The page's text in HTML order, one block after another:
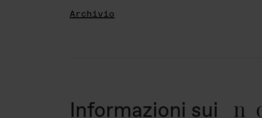
Archivio
Informazioni sui